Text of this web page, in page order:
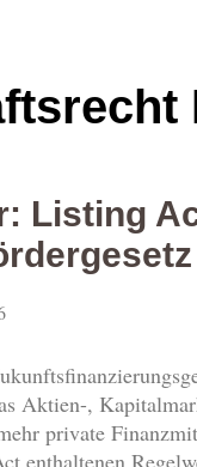
Listing
Aktien-,
private
enthaltenen